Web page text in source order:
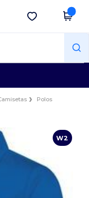
Descargar app
Polos
W2